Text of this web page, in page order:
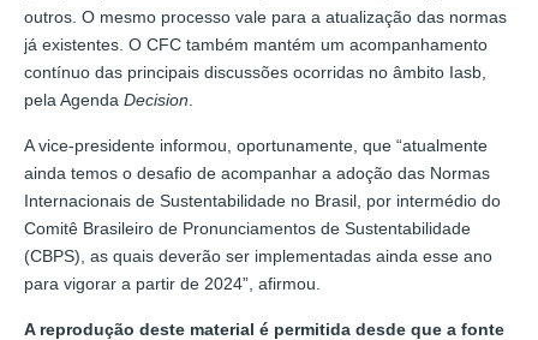
outros. O mesmo processo vale para a atualização das normas
já existentes. O CFC também mantém um acompanhamento
contínuo das principais discussões ocorridas no âmbito Iasb,
pela Agenda Decision
A vice-presidente informou, oportunamente, que “atualmente
ainda temos o desafio de acompanhar a adoção das Normas
Internacionais de Sustentabilidade no Brasil, por intermédio do
Comitê Brasileiro de Pronunciamentos de Sustentabilidade
(CBPS), as quais deverão ser implementadas ainda esse ano
para vigorar a partir de 2024”, afirmou.
A reprodução deste material é permitida desde que a fonte